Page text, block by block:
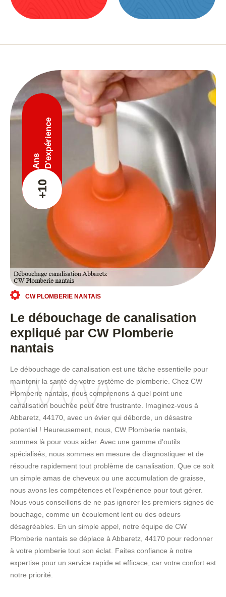
+10
Ans D'expérience
CW PLOMBERIE NANTAIS
Le débouchage de canalisation
expliqué par CW Plomberie
nantais
Le débouchage de canalisation est une tâche essentielle pour
maintenir la santé de votre système de plomberie. Chez CW
Plomberie nantais, nous comprenons à quel point une
canalisation bouchée peut être frustrante. Imaginez-vous à
Abbaretz, 44170, avec un évier qui déborde, un désastre
potentiel ! Heureusement, nous, CW Plomberie nantais,
sommes là pour vous aider. Avec une gamme d'outils
spécialisés, nous sommes en mesure de diagnostiquer et de
résoudre rapidement tout problème de canalisation. Que ce soit
un simple amas de cheveux ou une accumulation de graisse,
nous avons les compétences et l'expérience pour tout gérer.
Nous vous conseillons de ne pas ignorer les premiers signes de
bouchage, comme un écoulement lent ou des odeurs
désagréables. En un simple appel, notre équipe de CW
Plomberie nantais se déplace à Abbaretz, 44170 pour redonner
à votre plomberie tout son éclat. Faites confiance à notre
expertise pour un service rapide et efficace, car votre confort est
notre priorité.